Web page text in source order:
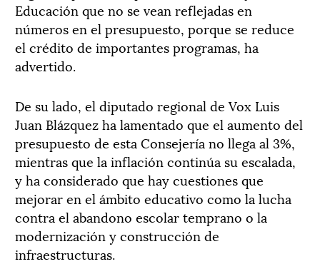
Educación que no se vean reflejadas en
números en el presupuesto, porque se reduce
el crédito de importantes programas, ha
advertido.
De su lado, el diputado regional de Vox Luis
Juan Blázquez ha lamentado que el aumento del
presupuesto de esta Consejería no llega al 3%,
mientras que la inflación continúa su escalada,
y ha considerado que hay cuestiones que
mejorar en el ámbito educativo como la lucha
contra el abandono escolar temprano o la
modernización y construcción de
infraestructuras.